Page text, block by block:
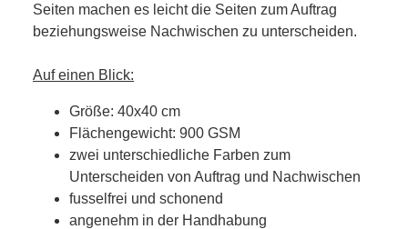
Seiten machen es leicht die Seiten zum Auftrag
beziehungsweise Nachwischen zu unterscheiden.
Auf einen Blick:
Größe: 40x40 cm
Flächengewicht: 900 GSM
zwei unterschiedliche Farben zum
Unterscheiden von Auftrag und Nachwischen
fusselfrei und schonend
angenehm in der Handhabung